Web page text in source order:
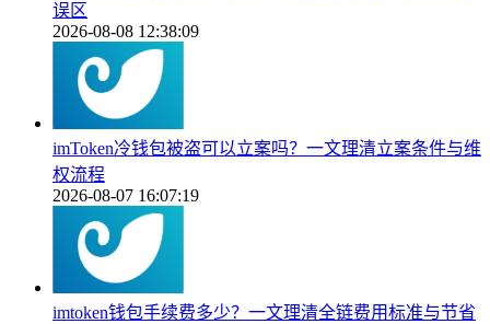
误区
2026-08-08 12:38:09
imToken冷钱包被盗可以立案吗？一文理清立案条件与维
权流程
2026-08-07 16:07:19
imtoken钱包手续费多少？一文理清全链费用标准与节省